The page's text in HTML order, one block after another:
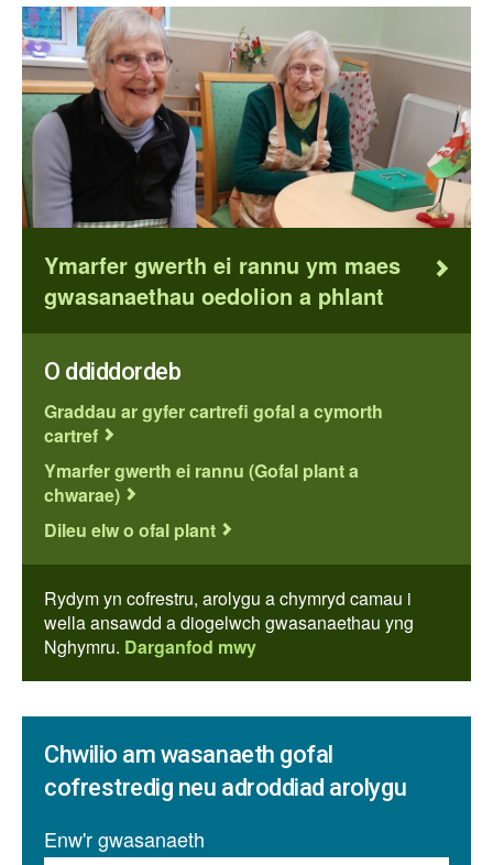
Arolygiaeth
Gofal
Cymru
Ymarfer gwerth ei rannu ym maes
gwasanaethau oedolion a phlant
O ddiddordeb
Graddau ar gyfer cartrefi gofal a cymorth
cartref
Ymarfer gwerth ei rannu (Gofal plant a
chwarae)
Dileu elw o ofal plant
Rydym yn cofrestru, arolygu a chymryd camau i
wella ansawdd a diogelwch gwasanaethau yng
Nghymru. Darganfod mwy
Chwilio am wasanaeth gofal
cofrestredig neu adroddiad arolygu
Enw'r gwasanaeth